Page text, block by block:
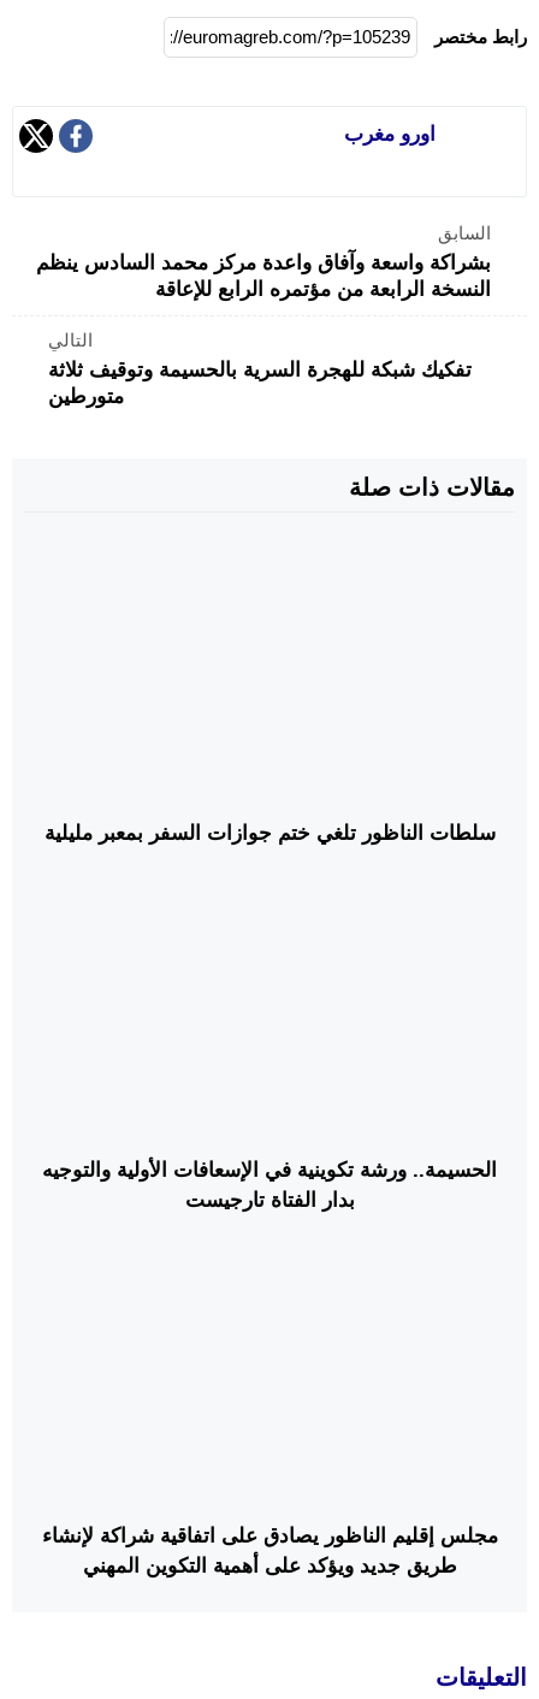
رابط مختصر
اورو مغرب
السابق
بشراكة واسعة وآفاق واعدة مركز محمد السادس ينظم
النسخة الرابعة من مؤتمره الرابع للإعاقة
التالي
تفكيك شبكة للهجرة السرية بالحسيمة وتوقيف ثلاثة
متورطين
مقالات ذات صلة
سلطات الناظور تلغي ختم جوازات السفر بمعبر مليلية
الحسيمة.. ورشة تكوينية في الإسعافات الأولية والتوجيه
بدار الفتاة تارجيست
مجلس إقليم الناظور يصادق على اتفاقية شراكة لإنشاء
طريق جديد ويؤكد على أهمية التكوين المهني
التعليقات